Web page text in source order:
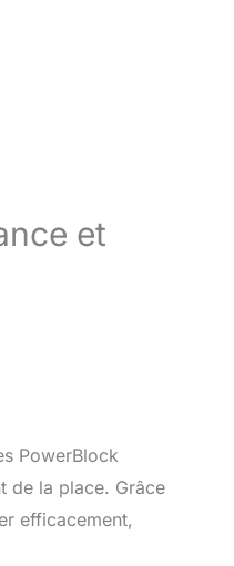
et
PowerBlock
de la place. Grâce
efficacement,